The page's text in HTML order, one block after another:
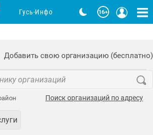
Добавить свою организацию (бесплатно)
Поиск организаций по адресу
Гусь-Инфо